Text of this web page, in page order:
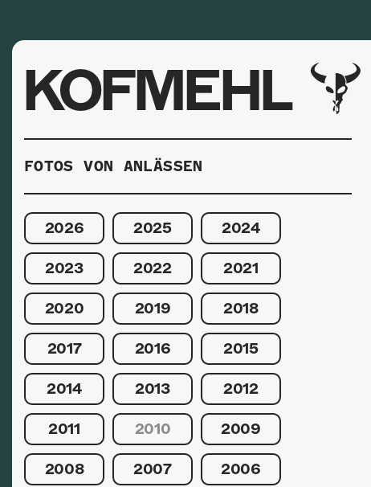
KOFMEHL
FOTOS VON ANLÄSSEN
2026 2025 2024
2023 2022 2021
2020 2019 2018
2017 2016 2015
2014 2013 2012
2011 2010 2009
2008 2007 2006